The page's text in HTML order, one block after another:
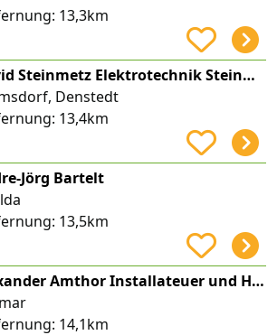
13,3km
David Steinmetz Elektrotechnik Steinmetz Meisterbetrieb
Denstedt
13,4km
Jörg Bartelt
13,5km
Alexander Amthor Installateuer und Heizungsbauer
14,1km